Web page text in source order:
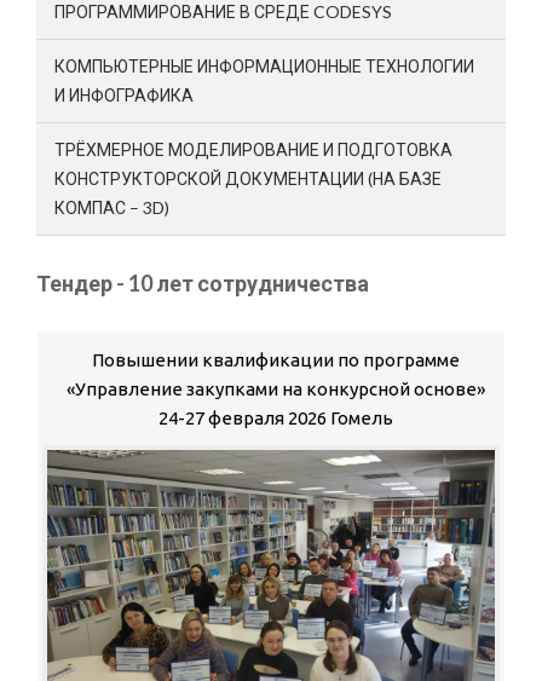
ПРОГРАММИРОВАНИЕ В СРЕДЕ CODESYS
КОМПЬЮТЕРНЫЕ ИНФОРМАЦИОННЫЕ ТЕХНОЛОГИИ
И ИНФОГРАФИКА
ТРЁХМЕРНОЕ МОДЕЛИРОВАНИЕ И ПОДГОТОВКА
КОНСТРУКТОРСКОЙ ДОКУМЕНТАЦИИ (НА БАЗЕ
КОМПАС – 3D)
Тендер - 10 лет сотрудничества
Повышении квалификации по программе
«Управление закупками на конкурсной основе»
24-27 февраля 2026 Гомель